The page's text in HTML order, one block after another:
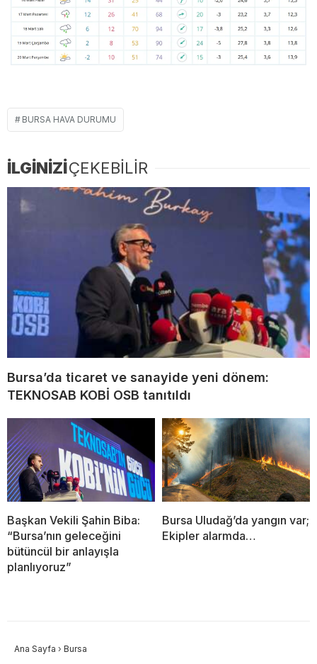
BURSA HAVA DURUMU
İLGİNİZİÇEKEBİLİR
Bursa’da ticaret ve sanayide yeni dönem:
TEKNOSAB KOBİ OSB tanıtıldı
Başkan Vekili Şahin Biba:
“Bursa’nın geleceğini
bütüncül bir anlayışla
planlıyoruz”
Bursa Uludağ’da yangın var;
Ekipler alarmda…
Ana Sayfa › Bursa